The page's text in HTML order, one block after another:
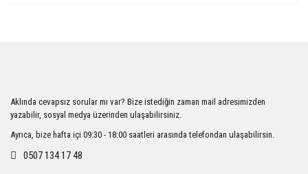
Ürün açıklamasında eksik bilgiler bulunuyor.
Ürün bilgilerinde hatalar bulunuyor.
Ürün fiyatı diğer sitelerden daha pahalı.
Aklında cevapsız sorular mı var? Bize istediğin zaman mail adresimizden
yazabilir, sosyal medya üzerinden ulaşabilirsiniz.
Ayrıca, bize hafta içi 09:30 - 18:00 saatleri arasında telefondan ulaşabilirsin.
0507 134 17 48